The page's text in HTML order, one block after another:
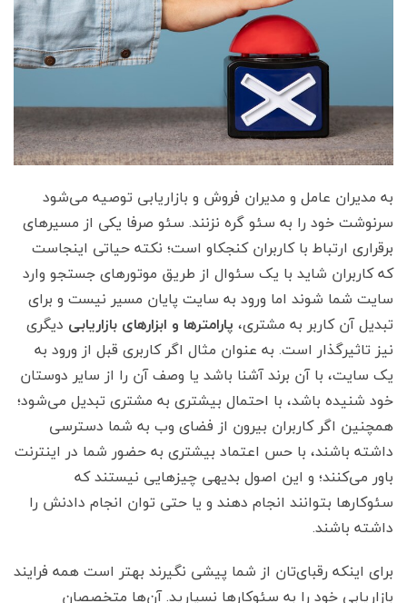
به مدیران عامل و مدیران فروش و بازاریابی توصیه می‌شود
سرنوشت خود را به سئو گره نزنند. سئو صرفا یکی از مسیرهای
برقراری ارتباط با کاربران کنجکاو است؛ نکته حیاتی اینجاست
که کاربران شاید با یک سئوال از طریق موتورهای جستجو وارد
سایت شما شوند اما ورود به سایت پایان مسیر نیست و برای
تبدیل آن کاربر به مشتری، پارامترها و ابزارهای بازاریابی دیگری
نیز تاثیرگذار است. به عنوان مثال اگر کاربری قبل از ورود به
یک سایت، با آن برند آشنا باشد یا وصف آن را از سایر دوستان
خود شنیده باشد، با احتمال بیشتری به مشتری تبدیل می‌شود؛
همچنین اگر کاربران بیرون از فضای وب به شما دسترسی
داشته باشند، با حس اعتماد بیشتری به حضور شما در اینترنت
باور می‌کنند؛ و این اصول بدیهی چیزهایی نیستند که
سئوکارها بتوانند انجام دهند و یا حتی توان انجام دادنش را
داشته باشند.
برای اینکه رقبای‌تان از شما پیشی نگیرند بهتر است همه فرایند
بازاریابی خود را به سئوکارها نسپارید. آن‌ها متخصصان